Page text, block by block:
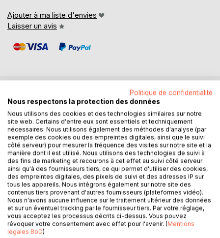
Ajouter à ma liste d'envies
Laisser un avis
DESCRIPTION
A Marseille (France), on ne savait pas pourquoi cette plage
s'appelle "la plage du prophète". Maintenant on sait.
« Lui, il a grandi entre une autoroute et une voie ferrée. Il
tournait autour de la table de la salle à manger avec son
tricycle et il parvenait même à soulever une roue dans ce
virage à 360 degrés. C’est dire s’il allait vite. C’est dire qu’il
était déjà un mec d’élite.
Elle, elle a un visage et des cheveux de madone, mais elle
ne connaît pas encore Botticelli. Une Vénus marseillaise,
sortie d’un coquillage de la rue Paradis. »
Politique de confidentialité
Nous respectons la protection des données
Nous utilisons des cookies et des technologies similaires sur notre
site web. Certains d'entre eux sont essentiels et techniquement
nécessaires. Nous utilisons également des méthodes d'analyse (par
exemple des cookies ou des empreintes digitales, ainsi que le suivi
côté serveur) pour mesurer la fréquence des visites sur notre site et la
manière dont il est utilisé. Nous utilisons des technologies de suivi à
des fins de marketing et recourons à cet effet au suivi côté serveur
ainsi qu'à des fournisseurs tiers, ce qui permet d'utiliser des cookies,
des empreintes digitales, des pixels de suivi et des adresses IP sur
tous les appareils. Nous intégrons également sur notre site des
contenus tiers provenant d'autres fournisseurs (plateformes vidéo).
Nous n'avons aucune influence sur le traitement ultérieur des données
et sur un éventuel tracking par le fournisseur tiers. Par votre réglage,
vous acceptez les processus décrits ci-dessus. Vous pouvez
révoquer votre consentement avec effet pour l'avenir. (Mentions
légales BoD)